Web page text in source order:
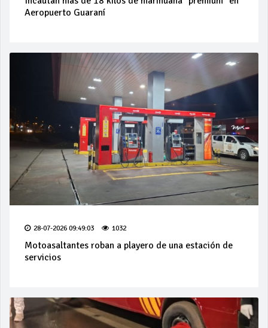
Aeropuerto Guaraní
28-07-2026 09:49:03 1032
Motoasaltantes roban a playero de una estación de
servicios